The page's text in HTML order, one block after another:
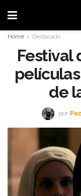
Home Destacado
Festival
de
por